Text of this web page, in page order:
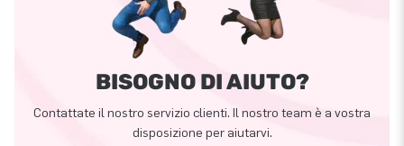
BISOGNO DI AIUTO?
Contattate il nostro servizio clienti. Il nostro team è a vostra
disposizione per aiutarvi.